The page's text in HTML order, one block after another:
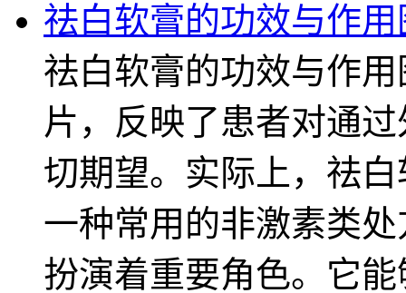
祛白软膏的功效与作用
祛白软膏的功效与作
片，反映了患者对通
切期望。实际上，祛
一种常用的非激素类
扮演着重要角色。它